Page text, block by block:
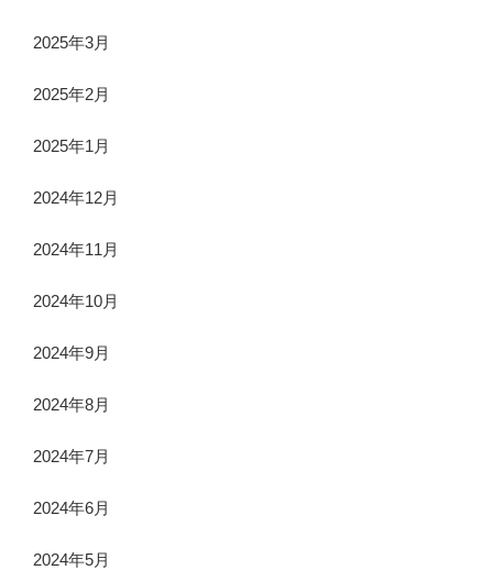
2025年3月
2025年2月
2025年1月
2024年12月
2024年11月
2024年10月
2024年9月
2024年8月
2024年7月
2024年6月
2024年5月